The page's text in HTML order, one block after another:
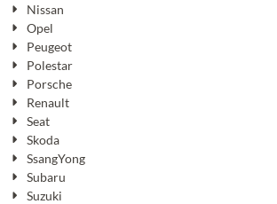
Nissan
Opel
Peugeot
Polestar
Porsche
Renault
Seat
Skoda
SsangYong
Subaru
Suzuki